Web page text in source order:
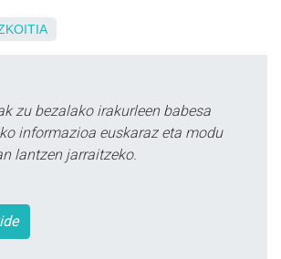
zu bezalako irakurleen babesa
informazioa euskaraz eta modu
lantzen jarraitzeko.